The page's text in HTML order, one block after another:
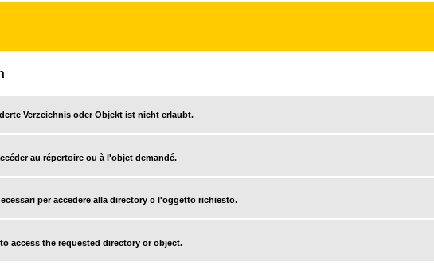
Verzeichnis oder Objekt ist nicht erlaubt.
au répertoire ou à l'objet demandé.
per accedere alla directory o l'oggetto richiesto.
access the requested directory or object.